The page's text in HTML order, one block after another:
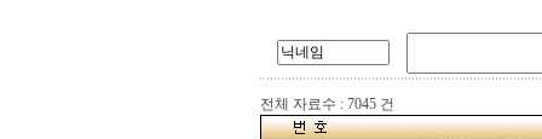
전체 자료수 : 7045 건